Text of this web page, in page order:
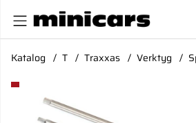
Katalog T Traxxas Verktyg
Produktbilder Speed Bit Set Insex